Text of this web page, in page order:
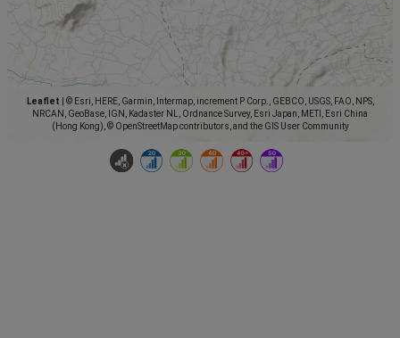
Leaflet
© Esri, HERE, Garmin, Intermap, increment P Corp., GEBCO, USGS, FAO, NPS,
NRCAN, GeoBase, IGN, Kadaster NL, Ordnance Survey, Esri Japan, METI, Esri China
(Hong Kong), © OpenStreetMap contributors, and the GIS User Community